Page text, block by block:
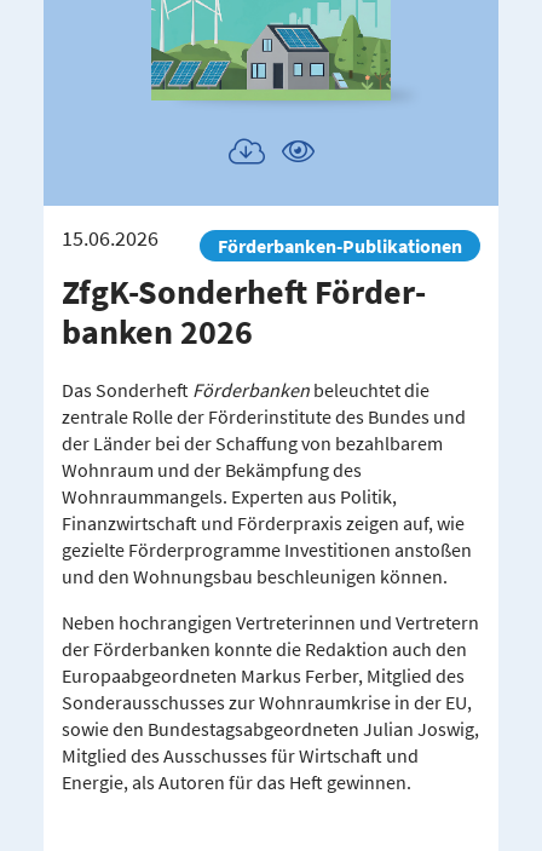
Publikation
Publikation
15.06.2026 Förderbanken-Publikationen
ZfgK-​Sonderheft Förder­
banken 2026
Das Sonderheft Förderbanken beleuchtet die
zentrale Rolle der Förderinstitute des Bundes und
der Länder bei der Schaffung von bezahlbarem
Wohnraum und der Bekämpfung des
Wohnraummangels. Experten aus Politik,
Finanzwirtschaft und Förderpraxis zeigen auf, wie
gezielte Förderprogramme Investitionen anstoßen
und den Wohnungsbau beschleunigen können.
Neben hochrangigen Vertreterinnen und Vertretern
der Förderbanken konnte die Redaktion auch den
Europaabgeordneten Markus Ferber, Mitglied des
Sonderausschusses zur Wohnraumkrise in der EU,
sowie den Bundestagsabgeordneten Julian Joswig,
Mitglied des Ausschusses für Wirtschaft und
Energie, als Autoren für das Heft gewinnen.